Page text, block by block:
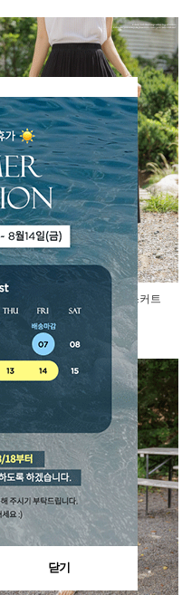
걸을때마다 예쁜 말랑 밴딩 스커트
닫기